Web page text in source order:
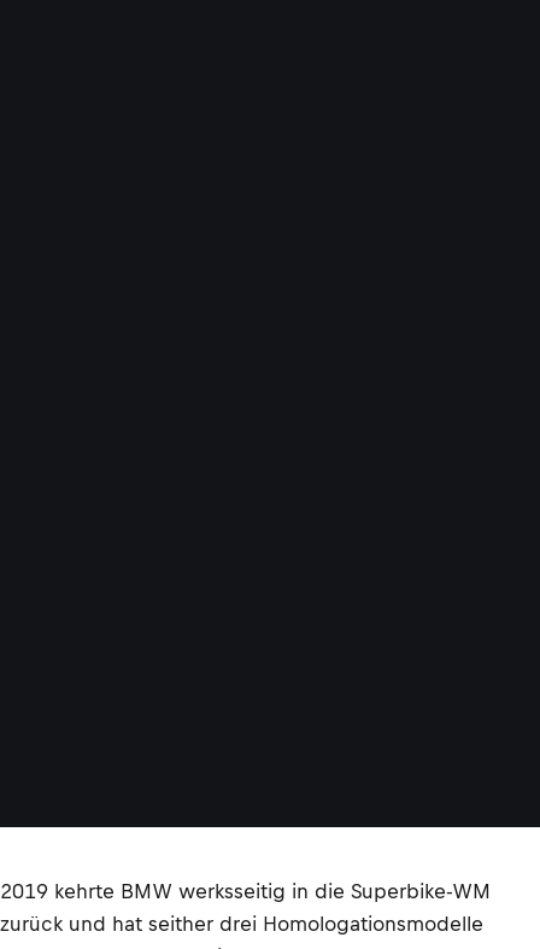
2019 kehrte BMW werksseitig in die Superbike-WM
zurück und hat seither drei Homologationsmodelle